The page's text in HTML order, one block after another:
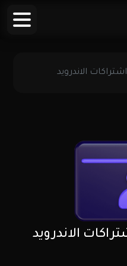
الاندرويد
الاندرويد